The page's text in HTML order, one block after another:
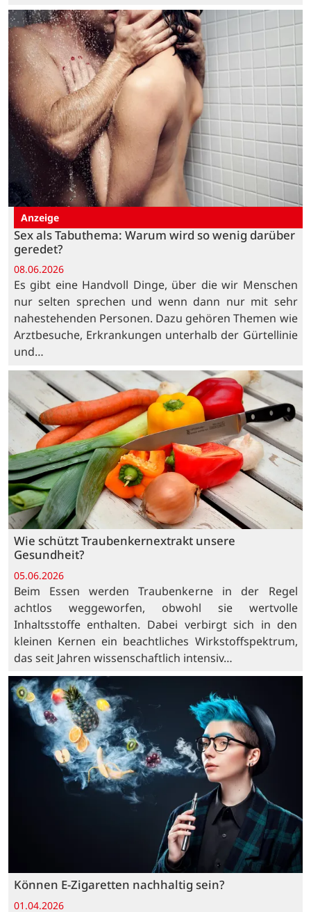
Anzeige
Sex als Tabuthema: Warum wird so wenig darüber
geredet?
08.06.2026
Es gibt eine Handvoll Dinge, über die wir Menschen
nur selten sprechen und wenn dann nur mit sehr
nahestehenden Personen. Dazu gehören Themen wie
Arztbesuche, Erkrankungen unterhalb der Gürtellinie
und…
Wie schützt Traubenkernextrakt unsere
Gesundheit?
05.06.2026
Beim Essen werden Traubenkerne in der Regel
achtlos weggeworfen, obwohl sie wertvolle
Inhaltsstoffe enthalten. Dabei verbirgt sich in den
kleinen Kernen ein beachtliches Wirkstoffspektrum,
das seit Jahren wissenschaftlich intensiv…
Können E-Zigaretten nachhaltig sein?
01.04.2026